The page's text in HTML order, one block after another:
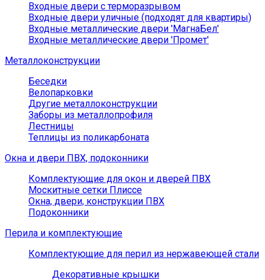
Входные двери с терморазрывом
Входные двери уличные (подходят для квартиры)
Входные металлические двери 'МагнаБел'
Входные металлические двери 'Промет'
Металлоконструкции
Беседки
Велопарковки
Другие металлоконструкции
Заборы из металлопрофиля
Лестницы
Теплицы из поликарбоната
Окна и двери ПВХ, подоконники
Комплектующие для окон и дверей ПВХ
Москитные сетки Плиссе
Окна, двери, конструкции ПВХ
Подоконники
Перила и комплектующие
Комплектующие для перил из нержавеющей стали
Декоративные крышки